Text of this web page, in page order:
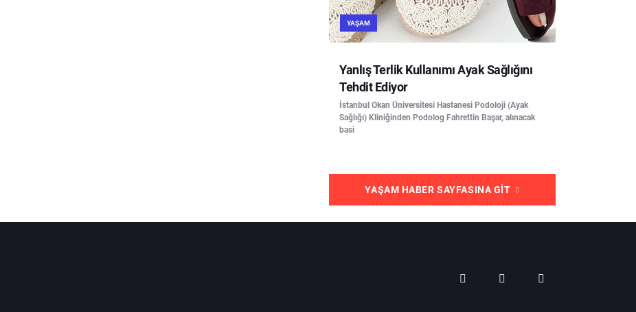
YAŞAM
Yanlış Terlik Kullanımı Ayak Sağlığını
Tehdit Ediyor
İstanbul Okan Üniversitesi Hastanesi Podoloji (Ayak
Sağlığı) Kliniğinden Podolog Fahrettin Başar, alınacak
basi
YAŞAM HABER SAYFASINA GIT